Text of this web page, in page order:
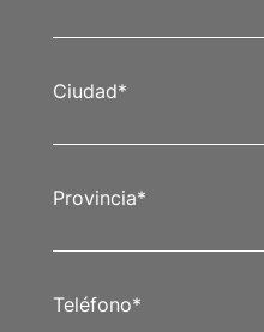
Ciudad*
Provincia*
Teléfono*